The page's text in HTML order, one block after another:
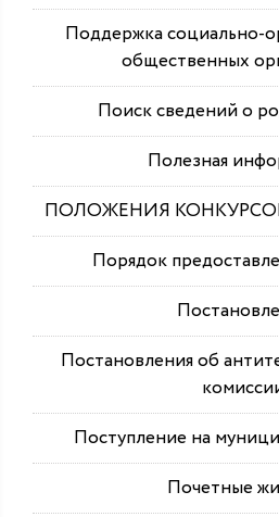
Поддержка социально-
общественных
Поиск сведений о
Полезная
ПОЛОЖЕНИЯ
Порядок
Постановления об
Поступление на
Почетные